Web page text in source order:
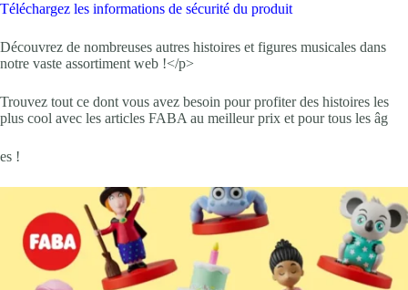
Téléchargez les informations de sécurité du produit
Découvrez de nombreuses autres histoires et figures musicales dans
notre vaste assortiment web !</p>
Trouvez tout ce dont vous avez besoin pour profiter des histoires les
plus cool avec les articles FABA au meilleur prix et pour tous les âg
es !